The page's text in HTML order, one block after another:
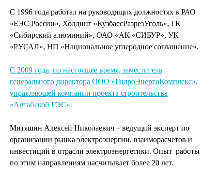
С 1996 года работал на руководящих должностях в РАО
«ЕЭС России», Холдинг «КузбассРазрезУголь», ГК
«Сибирский алюминий», ОАО «АК «СИБУР», УК
«РУСАЛ», НП «Национальное углеродное соглашение».
C 2009 года, по настоящее время, заместитель
генерального директора ООО «ГидроЭнергоКомплекс»,
управляющей компании проекта строительства
«Алтайской ГЭС».
Митяшин Алексей Николаевич – ведущий эксперт по
организации рынка электроэнергии, взаиморасчетов и
инвестиций в отрасли электроэнергетики. Опыт работы
по этим направлениям насчитывает более 20 лет.